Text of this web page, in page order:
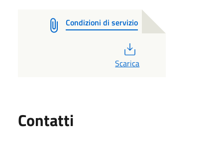
Condizioni di servizio
Scarica
Contatti